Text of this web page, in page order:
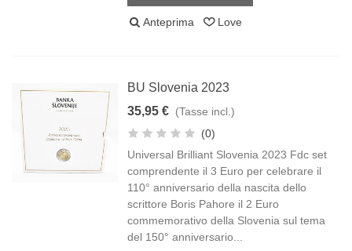
Anteprima Love
BU Slovenia 2023
35,95 € (Tasse incl.)
(0)
Universal Brilliant Slovenia 2023 Fdc set
comprendente il 3 Euro per celebrare il
110° anniversario della nascita dello
scrittore Boris Pahore il 2 Euro
commemorativo della Slovenia sul tema
del 150° anniversario...